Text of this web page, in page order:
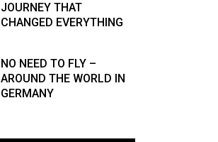
JOURNEY THAT
CHANGED EVERYTHING
NO NEED TO FLY –
AROUND THE WORLD IN
GERMANY